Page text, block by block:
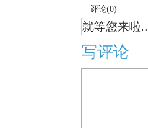
评论(0)
就等您来啦
写评论